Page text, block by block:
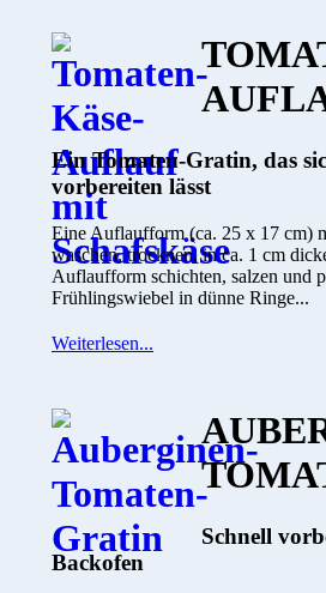
Ein Tomaten-Gratin, das
vorbereiten lässt
Eine Auflaufform (ca. 25 x 17 cm)
waschen, trocknen, in ca. 1 cm
Auflaufform schichten, salzen und
Frühlingswiebel in dünne Ringe...
Weiterlesen...
Schnell
Backofen